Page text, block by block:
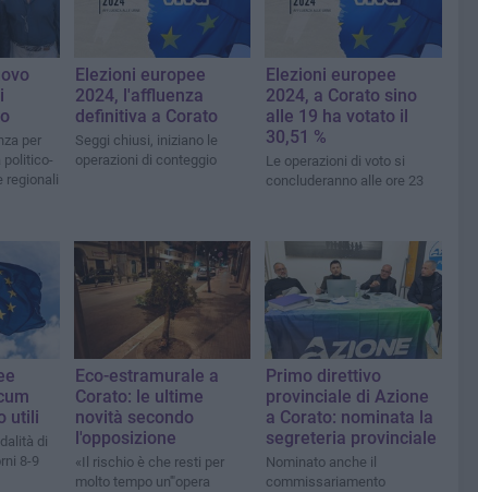
per
politico-
regionali
Elezioni europee
2024, l'affluenza
definitiva a Corato
Seggi chiusi, iniziano le
operazioni di conteggio
Elezioni europee
2024, a Corato sino
alle 19 ha votato il
30,51 %
Le operazioni di voto si
concluderanno alle ore 23
utili
di
8-9
Eco-estramurale a
Corato: le ultime
novità secondo
l'opposizione
«Il rischio è che resti per
molto tempo un'"opera
Primo direttivo
provinciale di Azione
a Corato: nominata la
segreteria provinciale
Nominato anche il
commissariamento